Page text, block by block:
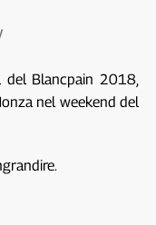
del Blancpain 2018,
nel weekend del